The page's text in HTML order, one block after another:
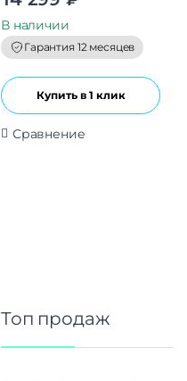
t
o
f
5
В наличии
Гарантия 12 месяцев
Купить в 1 клик
Сравнение
Топ продаж